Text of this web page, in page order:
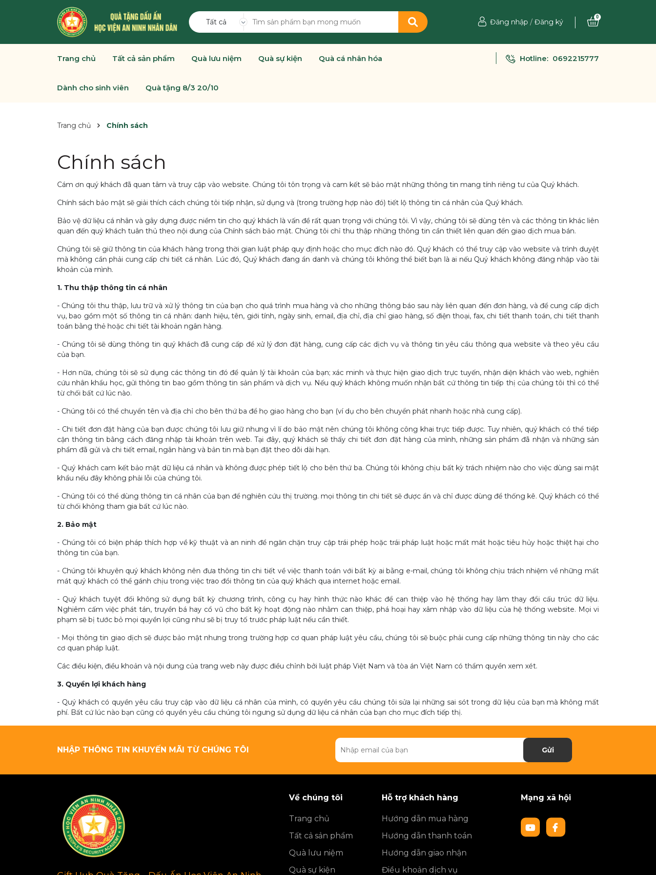
Tất cả Đăng nhập / Đăng ký
0
Trang chủ Tất cả sản phẩm Quà lưu niệm Quà sự kiện Quà cá nhân hóa
Dành cho sinh viên Quà tặng 8/3 20/10
Hotline: 0692215777
Trang chủ Chính sách
Chính sách
Cám ơn quý khách đã quan tâm và truy cập vào website. Chúng tôi tôn trọng và cam kết sẽ bảo mật những thông tin mang tính riêng tư của Quý khách.
Chính sách bảo mật sẽ giải thích cách chúng tôi tiếp nhận, sử dụng và (trong trường hợp nào đó) tiết lộ thông tin cá nhân của Quý khách.
Bảo vệ dữ liệu cá nhân và gây dựng được niềm tin cho quý khách là vấn đề rất quan trọng với chúng tôi. Vì vậy, chúng tôi sẽ dùng tên và các thông tin khác liên
quan đến quý khách tuân thủ theo nội dung của Chính sách bảo mật. Chúng tôi chỉ thu thập những thông tin cần thiết liên quan đến giao dịch mua bán.
Chúng tôi sẽ giữ thông tin của khách hàng trong thời gian luật pháp quy định hoặc cho mục đích nào đó. Quý khách có thể truy cập vào website và trình duyệt
mà không cần phải cung cấp chi tiết cá nhân. Lúc đó, Quý khách đang ẩn danh và chúng tôi không thể biết bạn là ai nếu Quý khách không đăng nhập vào tài
khoản của mình.
1. Thu thập thông tin cá nhân
- Chúng tôi thu thập, lưu trữ và xử lý thông tin của bạn cho quá trình mua hàng và cho những thông báo sau này liên quan đến đơn hàng, và để cung cấp dịch
vụ, bao gồm một số thông tin cá nhân: danh hiệu, tên, giới tính, ngày sinh, email, địa chỉ, địa chỉ giao hàng, số điện thoại, fax, chi tiết thanh toán, chi tiết thanh
toán bằng thẻ hoặc chi tiết tài khoản ngân hàng.
- Chúng tôi sẽ dùng thông tin quý khách đã cung cấp để xử lý đơn đặt hàng, cung cấp các dịch vụ và thông tin yêu cầu thông qua website và theo yêu cầu
của bạn.
- Hơn nữa, chúng tôi sẽ sử dụng các thông tin đó để quản lý tài khoản của bạn; xác minh và thực hiện giao dịch trực tuyến, nhận diện khách vào web, nghiên
cứu nhân khẩu học, gửi thông tin bao gồm thông tin sản phẩm và dịch vụ. Nếu quý khách không muốn nhận bất cứ thông tin tiếp thị của chúng tôi thì có thể
từ chối bất cứ lúc nào.
- Chúng tôi có thể chuyển tên và địa chỉ cho bên thứ ba để họ giao hàng cho bạn (ví dụ cho bên chuyển phát nhanh hoặc nhà cung cấp).
- Chi tiết đơn đặt hàng của bạn được chúng tôi lưu giữ nhưng vì lí do bảo mật nên chúng tôi không công khai trực tiếp được. Tuy nhiên, quý khách có thể tiếp
cận thông tin bằng cách đăng nhập tài khoản trên web. Tại đây, quý khách sẽ thấy chi tiết đơn đặt hàng của mình, những sản phẩm đã nhận và những sản
phẩm đã gửi và chi tiết email, ngân hàng và bản tin mà bạn đặt theo dõi dài hạn.
- Quý khách cam kết bảo mật dữ liệu cá nhân và không được phép tiết lộ cho bên thứ ba. Chúng tôi không chịu bất kỳ trách nhiệm nào cho việc dùng sai mật
khẩu nếu đây không phải lỗi của chúng tôi.
- Chúng tôi có thể dùng thông tin cá nhân của bạn để nghiên cứu thị trường. mọi thông tin chi tiết sẽ được ẩn và chỉ được dùng để thống kê. Quý khách có thể
từ chối không tham gia bất cứ lúc nào.
2. Bảo mật
- Chúng tôi có biện pháp thích hợp về kỹ thuật và an ninh để ngăn chặn truy cập trái phép hoặc trái pháp luật hoặc mất mát hoặc tiêu hủy hoặc thiệt hại cho
thông tin của bạn.
- Chúng tôi khuyên quý khách không nên đưa thông tin chi tiết về việc thanh toán với bất kỳ ai bằng e-mail, chúng tôi không chịu trách nhiệm về những mất
mát quý khách có thể gánh chịu trong việc trao đổi thông tin của quý khách qua internet hoặc email.
- Quý khách tuyệt đối không sử dụng bất kỳ chương trình, công cụ hay hình thức nào khác để can thiệp vào hệ thống hay làm thay đổi cấu trúc dữ liệu.
Nghiêm cấm việc phát tán, truyền bá hay cổ vũ cho bất kỳ hoạt động nào nhằm can thiệp, phá hoại hay xâm nhập vào dữ liệu của hệ thống website. Mọi vi
phạm sẽ bị tước bỏ mọi quyền lợi cũng như sẽ bị truy tố trước pháp luật nếu cần thiết.
- Mọi thông tin giao dịch sẽ được bảo mật nhưng trong trường hợp cơ quan pháp luật yêu cầu, chúng tôi sẽ buộc phải cung cấp những thông tin này cho các
cơ quan pháp luật.
Các điều kiện, điều khoản và nội dung của trang web này được điều chỉnh bởi luật pháp Việt Nam và tòa án Việt Nam có thẩm quyền xem xét.
3. Quyền lợi khách hàng
- Quý khách có quyền yêu cầu truy cập vào dữ liệu cá nhân của mình, có quyền yêu cầu chúng tôi sửa lại những sai sót trong dữ liệu của bạn mà không mất
phí. Bất cứ lúc nào bạn cũng có quyền yêu cầu chúng tôi ngưng sử dụng dữ liệu cá nhân của bạn cho mục đích tiếp thị.
NHẬP THÔNG TIN KHUYẾN MÃI TỪ CHÚNG TÔI Gửi
Về chúng tôi
Trang chủ
Tất cả sản phẩm
Quà lưu niệm
Quà sự kiện
Hỗ trợ khách hàng
Hướng dẫn mua hàng
Hướng dẫn thanh toán
Hướng dẫn giao nhận
Điều khoản dịch vụ
Mạng xã hội